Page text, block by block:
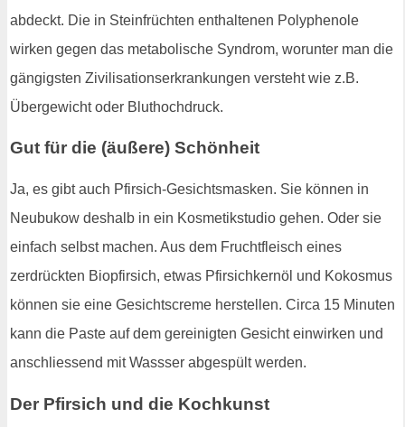
abdeckt. Die in Steinfrüchten enthaltenen Polyphenole
wirken gegen das metabolische Syndrom, worunter man die
gängigsten Zivilisationserkrankungen versteht wie z.B.
Übergewicht oder Bluthochdruck.
Gut für die (äußere) Schönheit
Ja, es gibt auch Pfirsich-Gesichtsmasken. Sie können in
Neubukow deshalb in ein Kosmetikstudio gehen. Oder sie
einfach selbst machen. Aus dem Fruchtfleisch eines
zerdrückten Biopfirsich, etwas Pfirsichkernöl und Kokosmus
können sie eine Gesichtscreme herstellen. Circa 15 Minuten
kann die Paste auf dem gereinigten Gesicht einwirken und
anschliessend mit Wassser abgespült werden.
Der Pfirsich und die Kochkunst